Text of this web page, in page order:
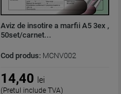
Aviz de insotire a marfii A5 3ex ,
50set/carnet...
Cod produs: MCNV002
14,40 lei
(Pretul include TVA)